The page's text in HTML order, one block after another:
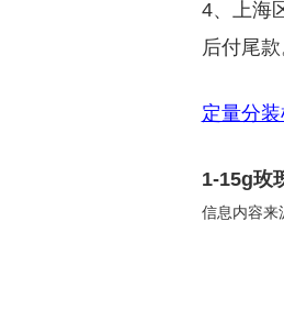
4、上海
后付尾
定量分
1-15g玫
信息内容来